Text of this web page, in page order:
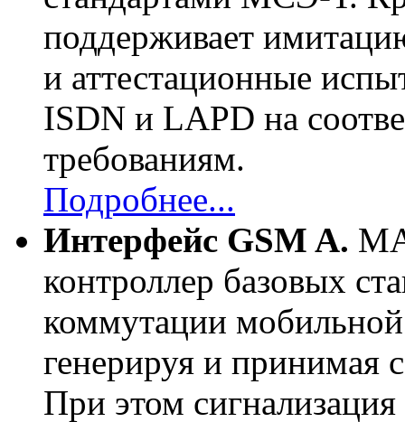
поддерживает
и аттестационные
ISDN и LAPD на
требованиям.
Подробнее...
Интерфейс GSM A.
контроллер базовых
коммутации
генерируя и принимая
При этом сигнализация